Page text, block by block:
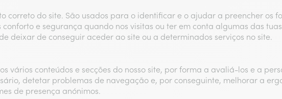
correto do site. São usados para o identificar e o ajudar a preencher os
e segurança quando nos visitas ou ter em conta algumas das
deixar de conseguir aceder ao site ou a determinados serviços no site.
vários conteúdos e secções do nosso site, por forma a avaliá-los e a
detetar problemas de navegação e, por conseguinte, melhorar a
de presença anónimos.